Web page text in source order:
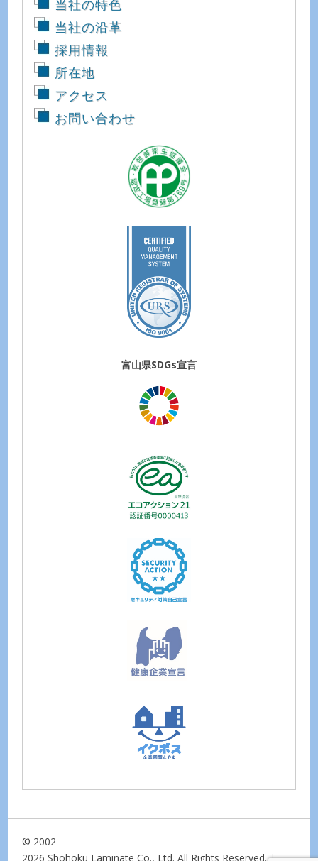
当社の特色
当社の沿革
採用情報
所在地
アクセス
お問い合わせ
富山県SDGs宣言
© 2002-
2026 Shohoku Laminate Co., Ltd. All Rights Reserved.